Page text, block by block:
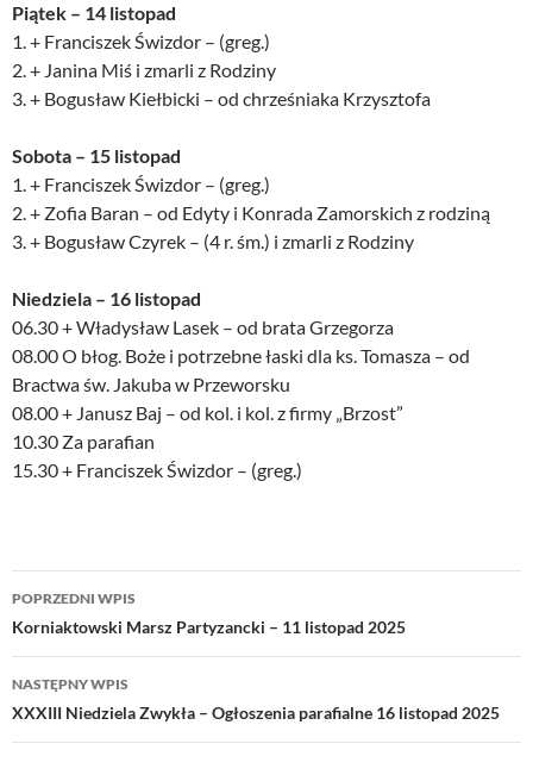
Piątek – 14 listopad
1. + Franciszek Świzdor – (greg.)
2. + Janina Miś i zmarli z Rodziny
3. + Bogusław Kiełbicki – od chrześniaka Krzysztofa
Sobota – 15 listopad
1. + Franciszek Świzdor – (greg.)
2. + Zofia Baran – od Edyty i Konrada Zamorskich z rodziną
3. + Bogusław Czyrek – (4 r. śm.) i zmarli z Rodziny
Niedziela – 16 listopad
06.30 + Władysław Lasek – od brata Grzegorza
08.00 O błog. Boże i potrzebne łaski dla ks. Tomasza – od
Bractwa św. Jakuba w Przeworsku
08.00 + Janusz Baj – od kol. i kol. z firmy „Brzost”
10.30 Za parafian
15.30 + Franciszek Świzdor – (greg.)
Nawigacja
wpisu
POPRZEDNI WPIS
Korniaktowski Marsz Partyzancki – 11 listopad 2025
NASTĘPNY WPIS
XXXIII Niedziela Zwykła – Ogłoszenia parafialne 16 listopad 2025